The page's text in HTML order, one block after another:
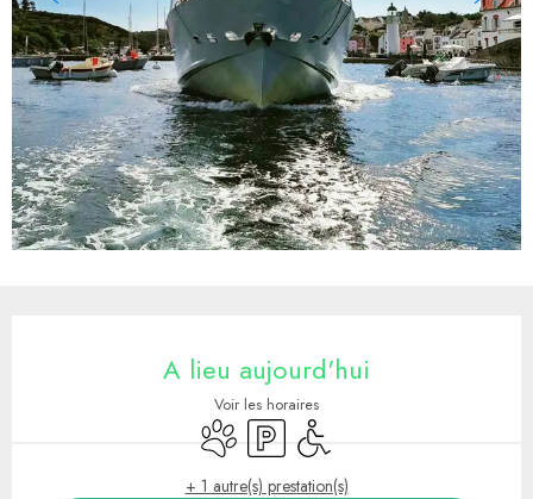
A lieu aujourd'hui
Voir les horaires
Animaux acceptés
ParkingAccès handicapés
+ 1 autre(s) prestation(s)